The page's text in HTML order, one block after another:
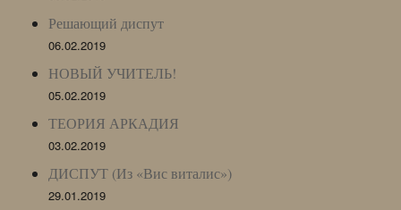
Решающий диспут
06.02.2019
НОВЫЙ УЧИТЕЛЬ!
05.02.2019
ТЕОРИЯ АРКАДИЯ
03.02.2019
ДИСПУТ (Из «Вис виталис»)
29.01.2019